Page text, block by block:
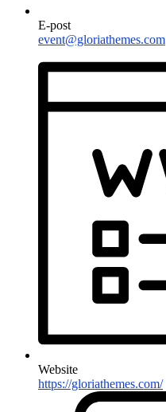
E-post
event@gloriathemes.com
Website
https://gloriathemes.com/